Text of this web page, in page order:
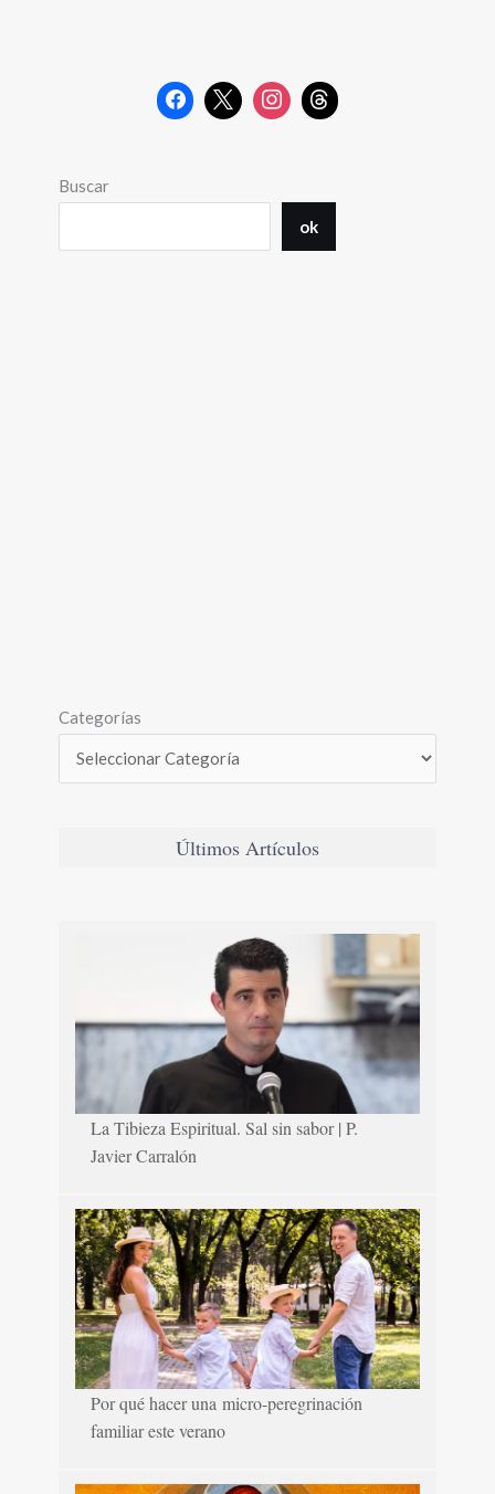
Buscar
ok
Categorías
Últimos Artículos
La Tibieza Espiritual. Sal sin sabor | P.
Javier Carralón
Por qué hacer una micro-peregrinación
familiar este verano